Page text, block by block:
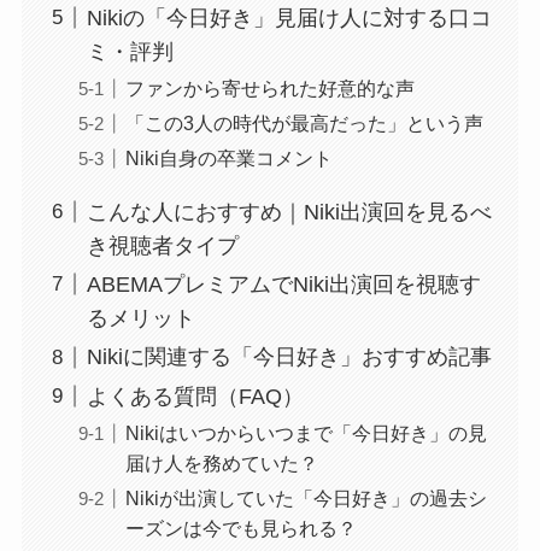
Nikiの「今日好き」見届け人に対する口コ
ミ・評判
ファンから寄せられた好意的な声
「この3人の時代が最高だった」という声
Niki自身の卒業コメント
こんな人におすすめ｜Niki出演回を見るべ
き視聴者タイプ
ABEMAプレミアムでNiki出演回を視聴す
るメリット
Nikiに関連する「今日好き」おすすめ記事
よくある質問（FAQ）
Nikiはいつからいつまで「今日好き」の見
届け人を務めていた？
Nikiが出演していた「今日好き」の過去シ
ーズンは今でも見られる？